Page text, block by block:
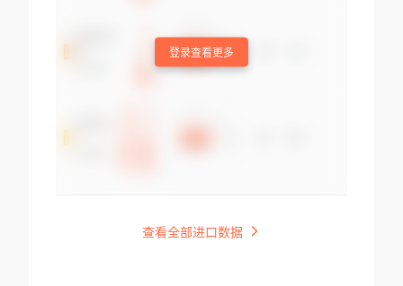
登录查看更多
查看全部进口数据